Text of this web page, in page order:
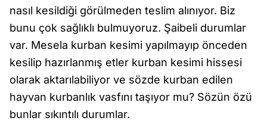
nasıl kesildiği görülmeden teslim alınıyor. Biz
bunu çok sağlıklı bulmuyoruz. Şaibeli durumlar
var. Mesela kurban kesimi yapılmayıp önceden
kesilip hazırlanmış etler kurban kesimi hissesi
olarak aktarılabiliyor ve sözde kurban edilen
hayvan kurbanlık vasfını taşıyor mu? Sözün özü
bunlar sıkıntılı durumlar.